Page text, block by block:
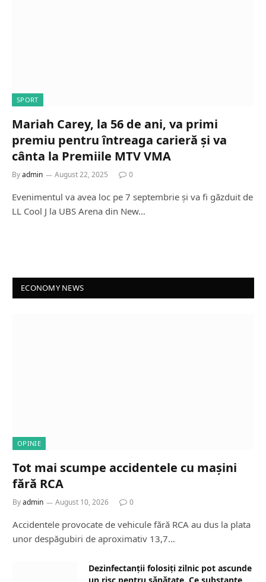
SPORT
Mariah Carey, la 56 de ani, va primi
premiu pentru întreaga carieră și va
cânta la Premiile MTV VMA
Byadmin August 22, 2025 0
Evenimentul va avea loc pe 7 septembrie și va fi găzduit de
LL Cool J la UBS Arena din New…
ECONOMY NEWS
OPINIE
Tot mai scumpe accidentele cu mașini
fără RCA
Byadmin August 10, 2026 0
Accidentele provocate de vehicule fără RCA au dus la plata
unor despăgubiri de aproximativ 13,7…
Dezinfectanții folosiți zilnic pot ascunde